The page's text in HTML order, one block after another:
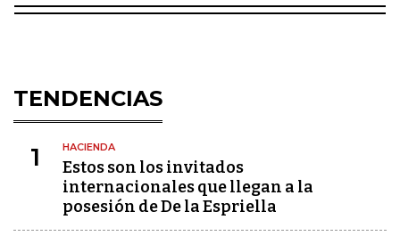
TENDENCIAS
1 HACIENDA
Estos son los invitados
internacionales que llegan a la
posesión de De la Espriella